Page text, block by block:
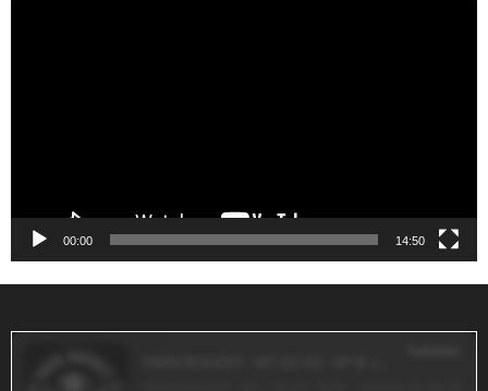
00:00 14:50